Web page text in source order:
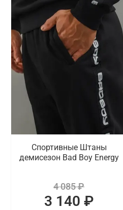
Спортивные Штаны
демисезон Bad Boy Energy
4 085 ₽
3 140 ₽